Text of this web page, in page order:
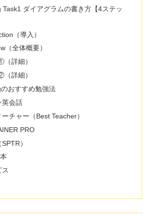
Task1 ダイアグラムの書き方【4ステッ
（導入）
全体概要）
詳細）
詳細）
おすすめ勉強法
英会話
チャー（Best Teacher）
PRO
）